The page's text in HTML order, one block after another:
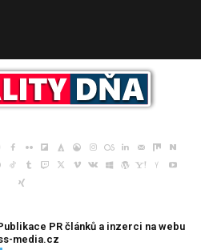
PR článků a inzerci na webu
media.cz